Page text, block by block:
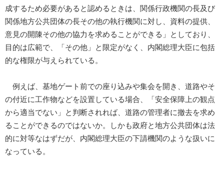
成するため必要があると認めるときは、関係行政機関の長及び
関係地方公共団体の長その他の執行機関に対し、資料の提供、
意見の開陳その他の協力を求めることができる」としており、
目的は広範で、「その他」と限定がなく、内閣総理大臣に包括
的な権限が与えられている。
例えば、基地ゲート前での座り込みや集会を開き、道路やそ
の付近に工作物などを設置している場合、「安全保障上の観点
から適当でない」と判断されれば、道路の管理者に撤去を求め
ることができるのではないか。しかも政府と地方公共団体は法
的に対等なはずだが、内閣総理大臣の下請機関のような扱いに
なっている。